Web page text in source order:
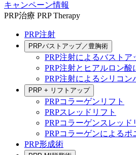
キャンペーン情報
PRP治療 PRP Therapy
PRP注射
PRPバストアップ／豊胸術
PRP注射によるバストア
PRP注射とヒアルロン
PRP注射によるシリコン
PRP + リフトアップ
PRPコラーゲンリフト
PRPスレッドリフト
PRPコラーゲンスレッド
PRPコラーゲンによるポ
PRP形成術